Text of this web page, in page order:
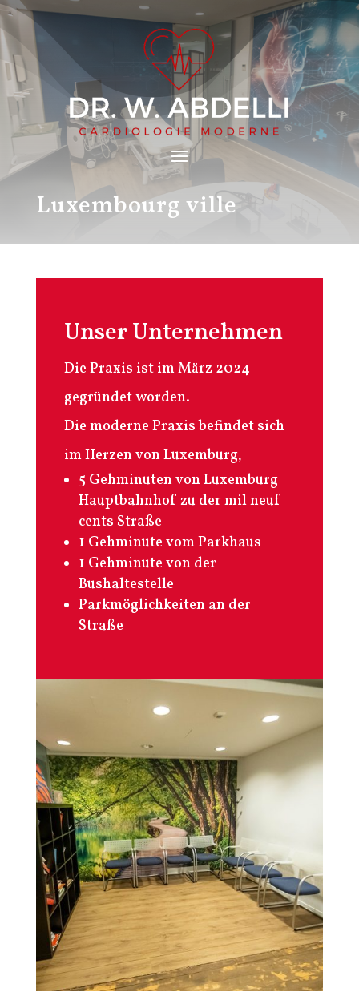
Luxembourg ville
Unser Unternehmen
Die Praxis ist im März 2024
gegründet worden.
Die moderne Praxis befindet sich
im Herzen von Luxemburg,
5 Gehminuten von Luxemburg
Hauptbahnhof zu der mil neuf
cents Straße
1 Gehminute vom Parkhaus
1 Gehminute von der
Bushaltestelle
Parkmöglichkeiten an der
Straße